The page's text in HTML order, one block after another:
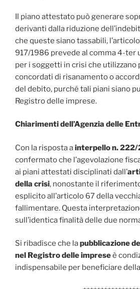
Il piano attestato può generare
derivanti dalla riduzione
che queste siano tassabili,
917/1986 prevede al comma 4-ter
per i soggetti in crisi che utilizzano
concordati di risanamento o
del debito, purché tali piani siano
Registro delle imprese.
Chiarimenti dell’Agenzia delle
Con la risposta ainterpello n.
confermato che l’agevolazione
ai piani attestati disciplinati dall’
della crisi, nonostante il
esplicito all’articolo 67 della
fallimentare. Questa
sull’identica finalità delle due
Si ribadisce che lapubblicazione
nel Registro delle impreseè
indispensabile per beneficiare della